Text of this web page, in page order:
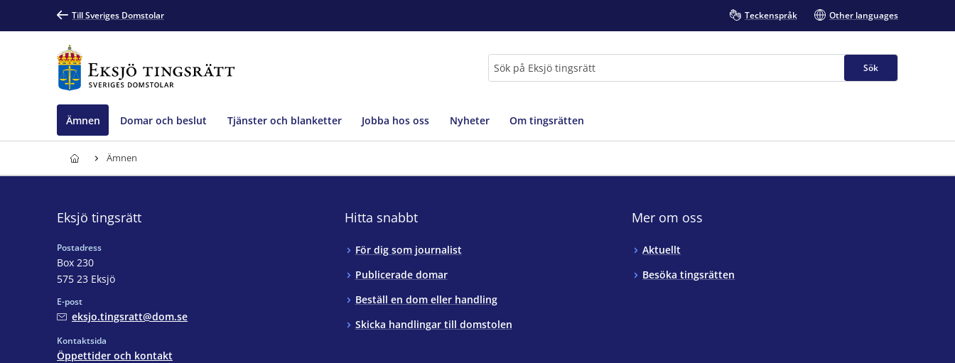
Till Sveriges Domstolar Teckenspråk Other languages
Sök
Ämnen Domar och beslut Tjänster och blanketter Jobba hos oss Nyheter Om tingsrätten
Ämnen
Eksjö tingsrätt
Postadress
Box 230
575 23 Eksjö
E-post
eksjo.tingsratt@dom.se
Kontaktsida
Öppettider och kontakt
Hitta snabbt
För dig som journalist
Publicerade domar
Beställ en dom eller handling
Skicka handlingar till domstolen
Mer om oss
Aktuellt
Besöka tingsrätten